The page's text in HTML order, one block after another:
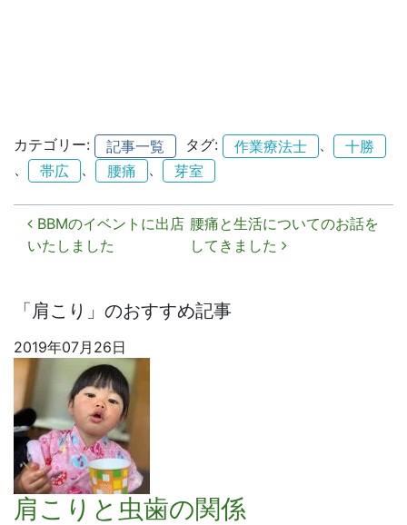
カテゴリー: 記事一覧 タグ: 作業療法士 、
十勝
帯広 腰痛 芽室
投稿ナビゲーション
BBMのイベントに出店
いたしました
腰痛と生活についてのお話を
してきました
「肩こり」のおすすめ記事
2019年07月26日
肩こりと虫歯の関係